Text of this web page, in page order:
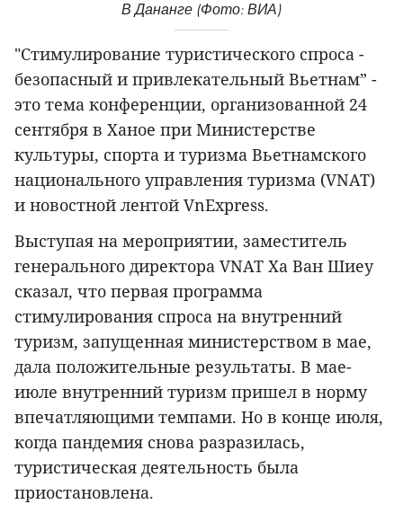
В Дананге (Фото: ВИА)
"Стимулирование туристического спроса -
безопасный и привлекательный Вьетнам” -
это тема конференции, организованной 24
сентября в Ханое при Министерстве
культуры, спорта и туризма Вьетнамского
национального управления туризма (VNAT)
и новостной лентой VnExpress.
Выступая на мероприятии, заместитель
генерального директора VNAT Ха Ван Шиеу
сказал, что первая программа
стимулирования спроса на внутренний
туризм, запущенная министерством в мае,
дала положительные результаты. В мае-
июле внутренний туризм пришел в норму
впечатляющими темпами. Но в конце июля,
когда пандемия снова разразилась,
туристическая деятельность была
приостановлена.